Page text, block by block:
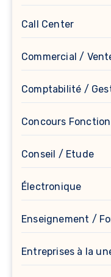
Call Center
Commercial /
Comptabilité /
Concours
Conseil / Etude
Électronique
Enseignement /
Entreprises à la